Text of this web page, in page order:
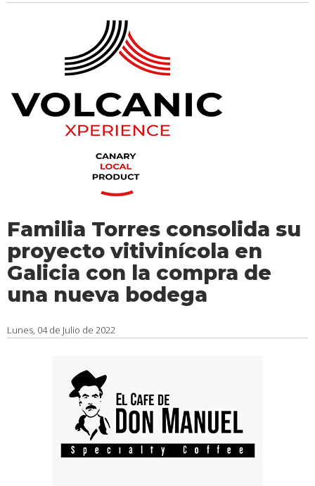
Familia Torres consolida su
proyecto vitivinícola en
Galicia con la compra de
una nueva bodega
Lunes, 04 de Julio de 2022